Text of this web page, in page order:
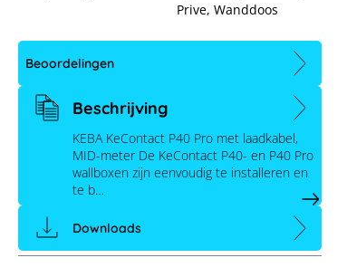
KEBA KeContact P40 Pro 22 kW wit,
MID-meter
Prive, Wanddoos
Beoordelingen
Beschrijving
KEBA KeContact P40 Pro met laadkabel,
MID-meter De KeContact P40- en P40 Pro
wallboxen zijn eenvoudig te installeren en
te b…
Downloads